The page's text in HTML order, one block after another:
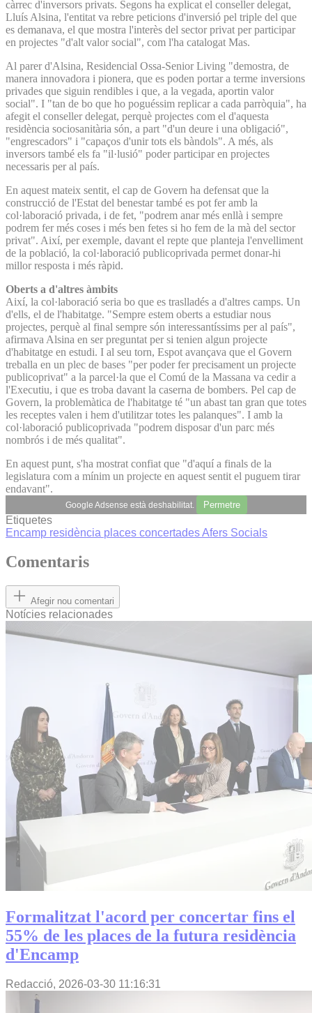
càrrec d'inversors privats. Segons ha explicat el conseller delegat,
Lluís Alsina, l'entitat va rebre peticions d'inversió pel triple del que
es demanava, el que mostra l'interès del sector privat per participar
en projectes "d'alt valor social", com l'ha catalogat Mas.
Al parer d'Alsina, Residencial Ossa-Senior Living "demostra, de
manera innovadora i pionera, que es poden portar a terme inversions
privades que siguin rendibles i que, a la vegada, aportin valor
social". I "tan de bo que ho poguéssim replicar a cada parròquia", ha
afegit el conseller delegat, perquè projectes com el d'aquesta
residència sociosanitària són, a part "d'un deure i una obligació",
"engrescadors" i "capaços d'unir tots els bàndols". A més, als
inversors també els fa "il·lusió" poder participar en projectes
necessaris per al país.
En aquest mateix sentit, el cap de Govern ha defensat que la
construcció de l'Estat del benestar també es pot fer amb la
col·laboració privada, i de fet, "podrem anar més enllà i sempre
podrem fer més coses i més ben fetes si ho fem de la mà del sector
privat". Així, per exemple, davant el repte que planteja l'envelliment
de la població, la col·laboració publicoprivada permet donar-hi
millor resposta i més ràpid.
Oberts a d'altres àmbits
Així, la col·laboració seria bo que es traslladés a d'altres camps. Un
d'ells, el de l'habitatge. "Sempre estem oberts a estudiar nous
projectes, perquè al final sempre són interessantíssims per al país",
afirmava Alsina en ser preguntat per si tenien algun projecte
d'habitatge en estudi. I al seu torn, Espot avançava que el Govern
treballa en un plec de bases "per poder fer precisament un projecte
publicoprivat" a la parcel·la que el Comú de la Massana va cedir a
l'Executiu, i que es troba davant la caserna de bombers. Pel cap de
Govern, la problemàtica de l'habitatge té "un abast tan gran que totes
les receptes valen i hem d'utilitzar totes les palanques". I amb la
col·laboració publicoprivada "podrem disposar d'un parc més
nombrós i de més qualitat".
En aquest punt, s'ha mostrat confiat que "d'aquí a finals de la
legislatura com a mínim un projecte en aquest sentit el puguem tirar
endavant".
Google Adsense està deshabilitat. Permetre
Etiquetes
Encamp residència places concertadesAfers Socials
Comentaris
Afegir nou comentari
Notícies relacionades
Formalitzat l'acord per concertar fins el
55% de les places de la futura residència
d'Encamp
Redacció, 2026-03-30 11:16:31